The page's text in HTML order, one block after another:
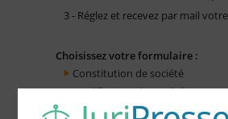
3 - Réglez et recevez par mail
Choisissez votre formulaire :
Constitution de société
Modification de société
Fonds de Commerce